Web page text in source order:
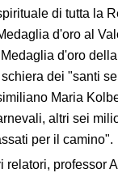
di tutta la
d'oro al
d'oro
dei "santi
Maria
altri sei
per il camino".
relatori, professor